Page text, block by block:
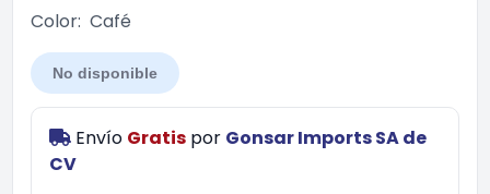
Color: Café
No disponible
Envío Gratis por Gonsar Imports SA de
CV